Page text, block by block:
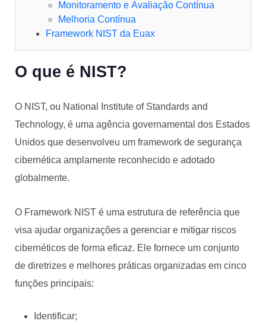
Monitoramento e Avaliação Contínua
Melhoria Contínua
Framework NIST da Euax
O que é NIST?
O NIST, ou National Institute of Standards and
Technology, é uma agência governamental dos Estados
Unidos que desenvolveu um framework de segurança
cibernética amplamente reconhecido e adotado
globalmente.
O Framework NIST é uma estrutura de referência que
visa ajudar organizações a gerenciar e mitigar riscos
cibernéticos de forma eficaz. Ele fornece um conjunto
de diretrizes e melhores práticas organizadas em cinco
funções principais:
Identificar;